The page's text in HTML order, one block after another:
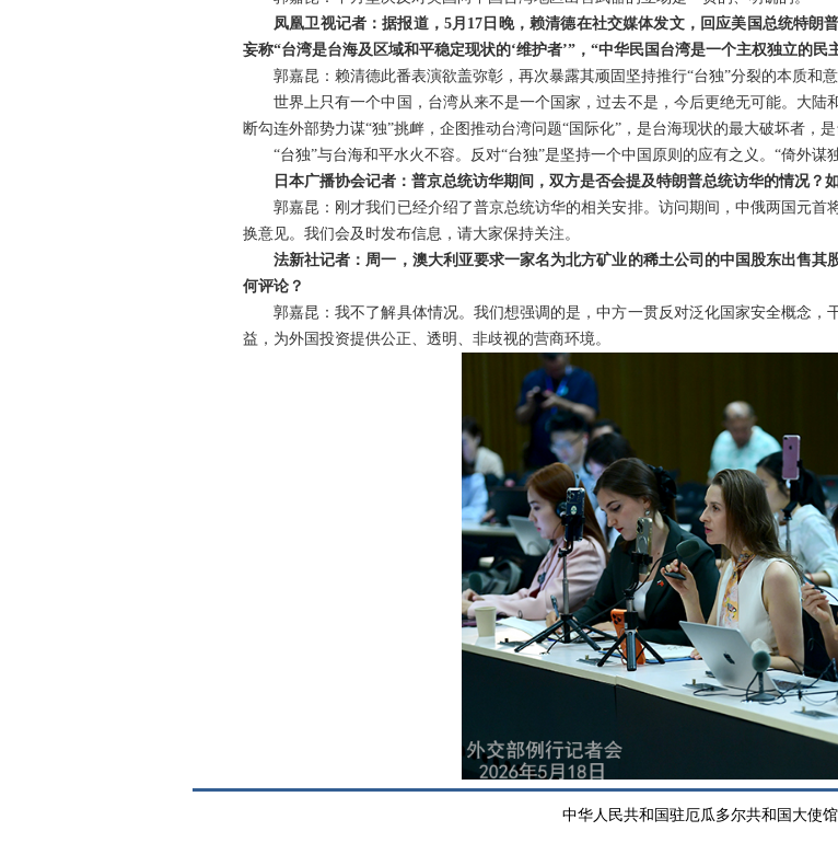
凤凰卫视记者：据报道，5月17日晚，赖清德在社交媒体发文，回应美国总统特朗
妄称“台湾是台海及区域和平稳定现状的‘维护者’”，“中华民国台湾是一个主权独立的民
郭嘉昆：赖清德此番表演欲盖弥彰，再次暴露其顽固坚持推行“台独”分裂的本质和意
世界上只有一个中国，台湾从来不是一个国家，过去不是，今后更绝无可能。大
断勾连外部势力谋“独”挑衅，企图推动台湾问题“国际化”，是台海现状的最大破坏者，
“台独”与台海和平水火不容。反对“台独”是坚持一个中国原则的应有之义。“倚外谋
日本广播协会记者：普京总统访华期间，双方是否会提及特朗普总统访华的情况？
郭嘉昆：刚才我们已经介绍了普京总统访华的相关安排。访问期间，中俄两国元
换意见。我们会及时发布信息，请大家保持关注。
法新社记者：周一，澳大利亚要求一家名为北方矿业的稀土公司的中国股东出售
何评论？
郭嘉昆：我不了解具体情况。我们想强调的是，中方一贯反对泛化国家安全概念
益，为外国投资提供公正、透明、非歧视的营商环境。
中华人民共和国驻厄瓜多尔共和国大使